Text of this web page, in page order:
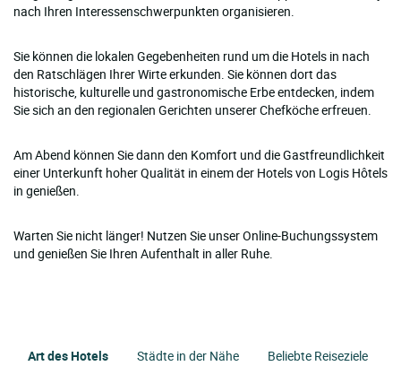
nach Ihren Interessenschwerpunkten organisieren.
Sie können die lokalen Gegebenheiten rund um die Hotels in nach
den Ratschlägen Ihrer Wirte erkunden. Sie können dort das
historische, kulturelle und gastronomische Erbe entdecken, indem
Sie sich an den regionalen Gerichten unserer Chefköche erfreuen.
Am Abend können Sie dann den Komfort und die Gastfreundlichkeit
einer Unterkunft hoher Qualität in einem der Hotels von Logis Hôtels
in genießen.
Warten Sie nicht länger! Nutzen Sie unser Online-Buchungssystem
und genießen Sie Ihren Aufenthalt in aller Ruhe.
Art des Hotels Städte in der Nähe Beliebte Reiseziele